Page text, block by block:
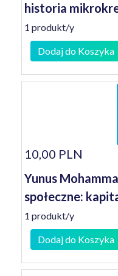
historia
1 produkt/y
Dodaj do Koszyka
10,00 PLN
Yunus
społeczne:
1 produkt/y
Dodaj do Koszyka